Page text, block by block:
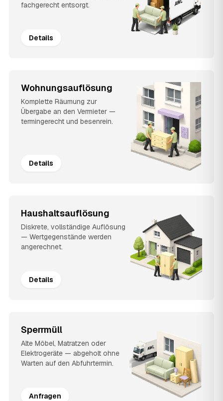
fachgerecht entsorgt.
Details
Wohnungsauflösung
Komplette Räumung zur
Übergabe an den Vermieter —
termingerecht und besenrein.
Details
Haushaltsauflösung
Diskrete, vollständige Auflösung
— Wertgegenstände werden
angerechnet.
Details
Sperrmüll
Alte Möbel, Matratzen oder
Elektrogeräte — abgeholt ohne
Warten auf den Abfuhrtermin.
Anfragen